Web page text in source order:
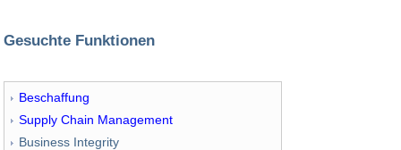
Gesuchte Funktionen
Beschaffung
Supply Chain Management
Business Integrity